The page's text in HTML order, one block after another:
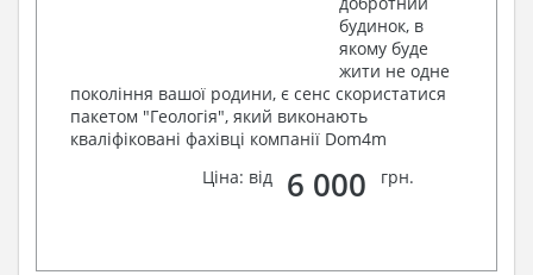
будинок, в
якому буде
жити не одне
покоління вашої родини, є сенс скористатися
пакетом "Геологія", який виконають
кваліфіковані фахівці компанії Dom4m
Ціна: від
6 000 грн.